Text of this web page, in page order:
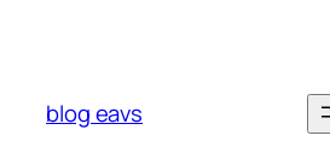
blog eavs